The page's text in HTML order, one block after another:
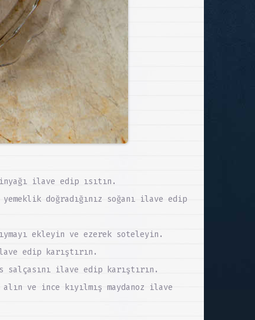
ilave edip ısıtın.
doğradığınız soğanı ilave edip
ekleyin ve ezerek soteleyin.
edip karıştırın.
salçasını ilave edip karıştırın.
ve ince kıyılmış maydanoz ilave